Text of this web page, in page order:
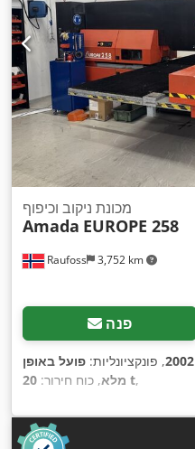
Raufoss 3,752 km
מכונת ניקוב וכיפוף
Amada EUROPE 258
פנה
2002, פונקציונליות: פועל באופן
מלא, כוח חירור: 20 t,